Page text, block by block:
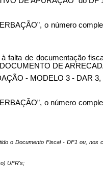
o número
falta de documentação
DE
- MODELO 3 - DAR
o número
o Documento Fiscal - DF1 ou,
UFR's;